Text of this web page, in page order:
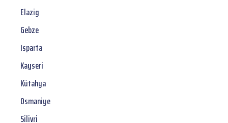
Elazig
Gebze
Isparta
Kayseri
Kütahya
Osmaniye
Silivri